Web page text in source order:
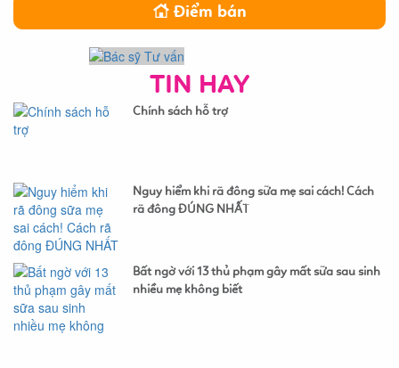
Điểm bán
TIN HAY
Chính sách hỗ trợ
Nguy hiểm khi rã đông sữa mẹ sai cách! Cách
rã đông ĐÚNG NHẤT
Bất ngờ với 13 thủ phạm gây mất sữa sau sinh
nhiều mẹ không biết